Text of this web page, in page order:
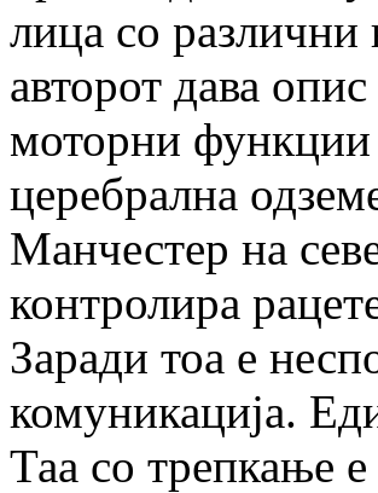
лица со
авторот дава
моторни функции
церебрална
Манчестер на
контролира
Заради тоа е
комуникација.
Таа со трепкање